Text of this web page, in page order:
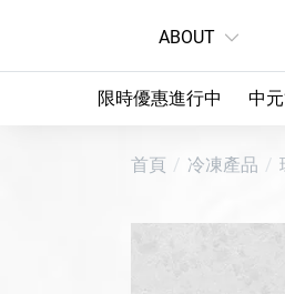
ABOUT
限時優惠進行中 中
首頁 冷凍產品